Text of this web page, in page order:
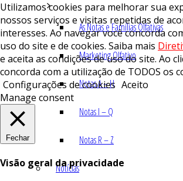
As Notas e Famílias Olfativas
Marketing Olfativo
Notas A – H
Notas I – Q
Notas R – Z
Notícias
Utilizamos cookies para melhorar sua
nossos serviços e visitas repetidas de
interesses. Ao navegar você concorda
uso do site e de cookies. Saiba mais
e aceita as condições de uso do site. Ao
concorda com a utilização de TODOS os
Configurações de cookies Aceito
Manage consent
Fechar
Visão geral da privacidade